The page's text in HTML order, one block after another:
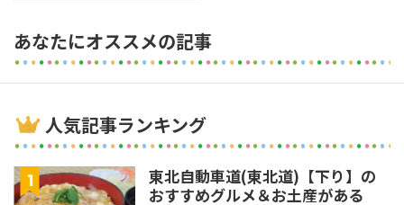
あなたにオススメの記事
人気記事ランキング
東北自動車道(東北道)【下り】の
おすすめグルメ＆お土産がある